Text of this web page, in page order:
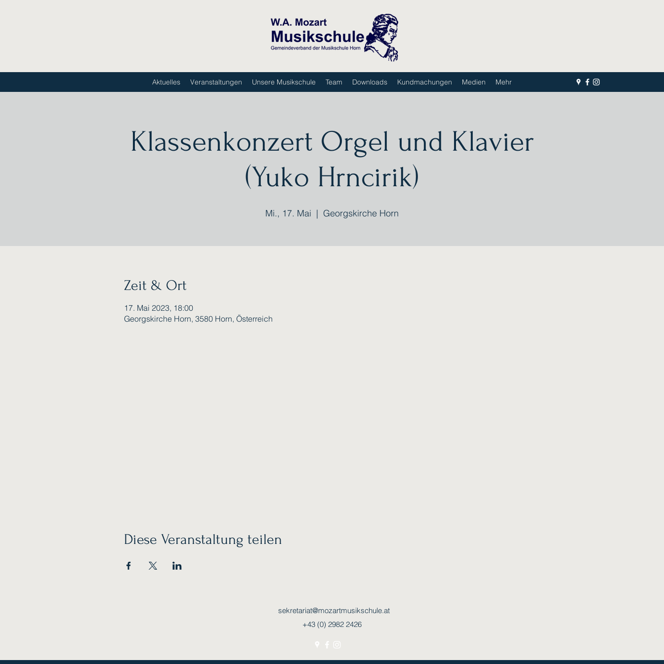
Aktuelles Veranstaltungen Unsere Musikschule Team Downloads Kundmachungen Medien Mehr
Klassenkonzert Orgel und Klavier
(Yuko Hrncirik)
Mi., 17. Mai
  |
Georgskirche Horn
Zeit & Ort
17. Mai 2023, 18:00
Georgskirche Horn, 3580 Horn, Österreich
Diese Veranstaltung teilen
sekretariat@mozartmusikschule.at
+43 (0) 2982 2426